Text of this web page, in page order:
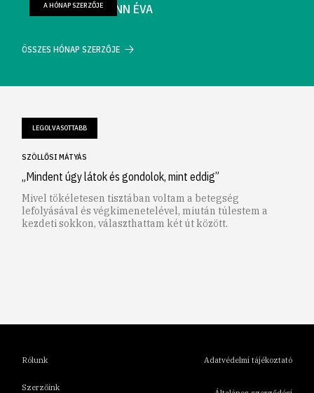
FARKAS WELLMANN ÉVA
A HÓNAP SZERZŐJE
ÖSSZES HÓNAP SZERZŐJE
LEGOLVASOTTABB
SZÖLLŐSI MÁTYÁS
„Mindent úgy látok és gondolok, mint eddig”
Mivel tökéletesen tisztában voltam a betegség
lefolyásával és végkimenetelével, miután túlestem a
kezdeti sokkon, választhattam két út között.
Rólunk
Szerzőink
Adatvédelmi tájékoztató